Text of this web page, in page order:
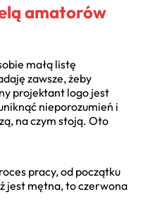
amatorów
małą listę
zawsze, żeby
projektant logo jest
nieporozumień i
na czym stoją. Oto
pracy, od początku
jest mętna, to czerwona